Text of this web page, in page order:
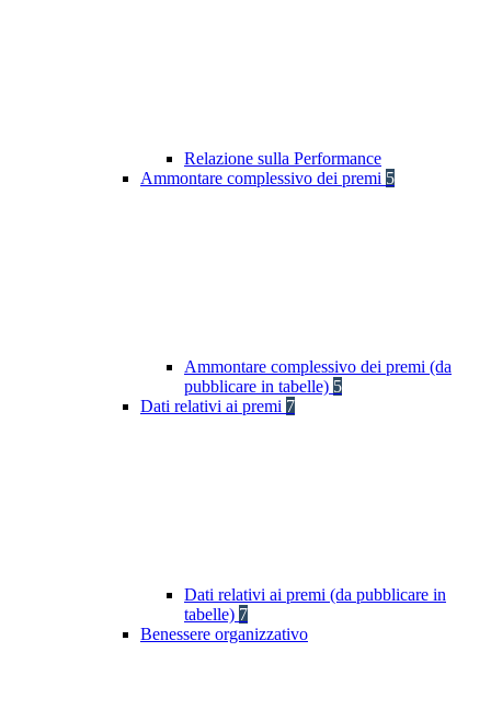
Relazione sulla Performance
Ammontare complessivo dei premi 5
Ammontare complessivo dei premi (da
pubblicare in tabelle) 5
Dati relativi ai premi 7
Dati relativi ai premi (da pubblicare in
tabelle) 7
Benessere organizzativo